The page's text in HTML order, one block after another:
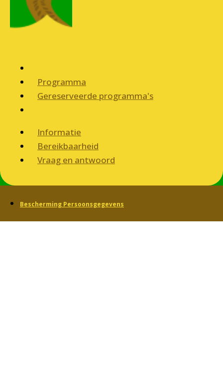
Programma
Gereserveerde programma's
Informatie
Bereikbaarheid
Vraag en antwoord
Bescherming Persoonsgegevens